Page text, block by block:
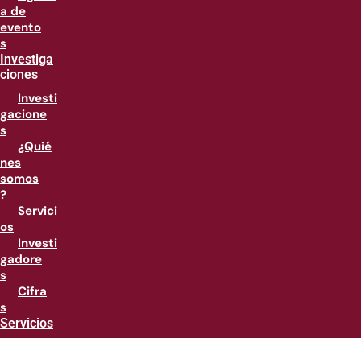
a de
evento
s
Investiga
ciones
Investi
gacione
s
¿Quié
nes
somos
?
Servici
os
Investi
gadore
s
Cifra
s
Servicios